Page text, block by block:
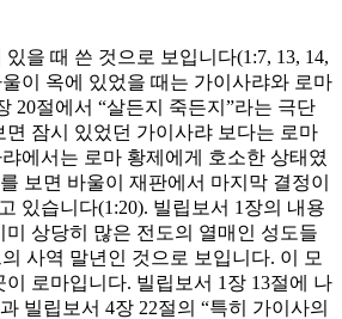
을 때 쓴 것으로 보입니다(1:7, 13, 14,
이 옥에 있었을 때는 가이사랴와 로마
20절에서 “살든지 죽든지”라는 극단
면 잠시 있었던 가이사랴 보다는 로마
에서는 로마 황제에게 호소한 상태였
보면 바울이 재판에서 마지막 결정이
있습니다(1:20). 빌립보서 1장의 내용
미 상당히 많은 전도의 열매인 성도들
사역 말년인 것으로 보입니다. 이 모
로마입니다. 빌립보서 1장 13절에 나
빌립보서 4장 22절의 “특히 가이사의